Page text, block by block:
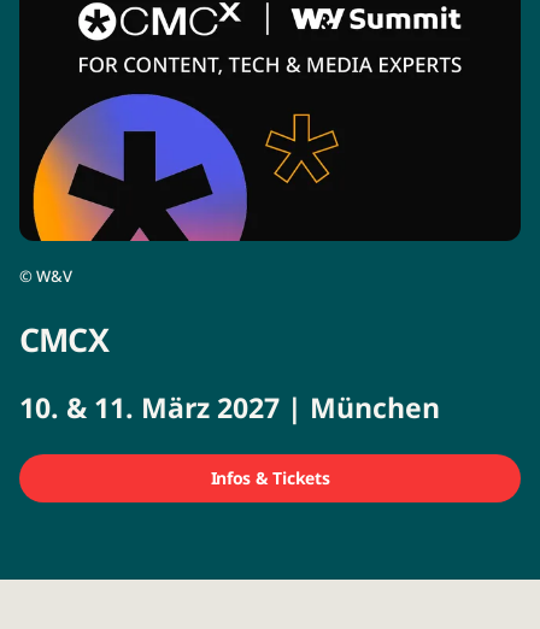
©W&V
CMCX
10. & 11. März 2027 | München
Infos & Tickets